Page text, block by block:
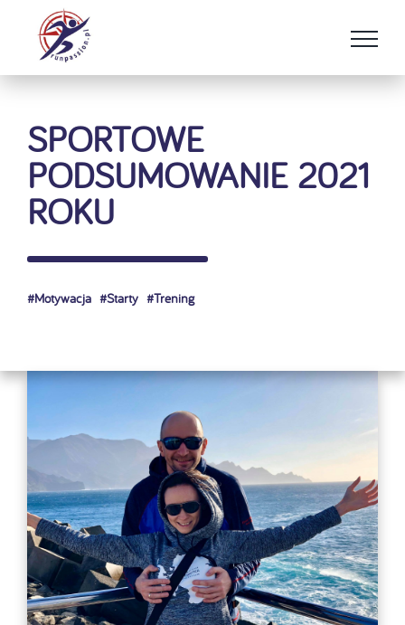
zawartości
SPORTOWE
PODSUMOWANIE 2021
ROKU
#Motywacja #Starty #Trening
Pokaż